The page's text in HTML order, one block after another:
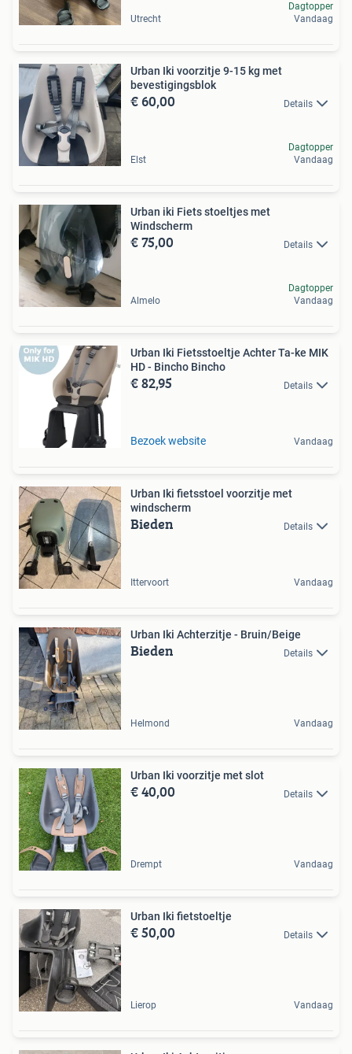
Utrecht
Dagtopper
Vandaag
Urban Iki voorzitje 9-15 kg met
bevestigingsblok
€ 60,00 Details
Elst
Dagtopper
Vandaag
Urban iki Fiets stoeltjes met
Windscherm
€ 75,00 Details
Almelo
Dagtopper
Vandaag
Urban Iki Fietsstoeltje Achter Ta-ke MIK
HD - Bincho Bincho
€ 82,95 Details
Bezoek website Vandaag
Urban Iki fietsstoel voorzitje met
windscherm
Bieden Details
Ittervoort Vandaag
Urban Iki Achterzitje - Bruin/Beige
Bieden Details
Helmond Vandaag
Urban Iki voorzitje met slot
€ 40,00 Details
Drempt Vandaag
Urban Iki fietstoeltje
€ 50,00 Details
Lierop Vandaag